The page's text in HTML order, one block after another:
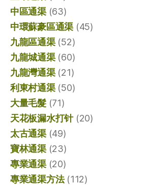
中區通渠(63)
中環蘇豪區通渠 (45)
九龍區通渠(52)
九龍城通渠(60)
九龍灣通渠(21)
利東村通渠(50)
大量毛髮(71)
天花板漏水打针(20)
太古通渠(49)
寶林通渠(23)
專業通渠(20)
專業通渠方法(112)